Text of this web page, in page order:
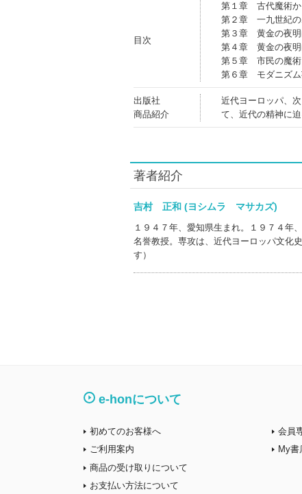
目次
第１章 古代魔術か
第２章 一九世紀の
第３章 黄金の夜明
第４章 黄金の夜明
第５章 市民の魔術
第６章 モダニズム
出版社
商品紹介
近代ヨーロッパ、
て、近代の精神に迫
著者紹介
吉村 正和 (ヨシムラ マサカズ)
１９４７年、愛知県生まれ。１９７４年
名誉教授。専攻は、近代ヨーロッパ文化
す）
e-honについて
初めてのお客様へ
ご利用案内
商品の受け取りについて
お支払い方法について
会員
My書